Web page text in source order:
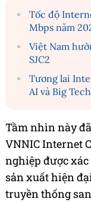
Tốc độ
Mbps năm
Việt Nam
SJC2
Tương lai
AI và Big Tech
Tầm nhìn này
VNNIC Internet
nghiệp được
sản xuất hiện
truyền thống